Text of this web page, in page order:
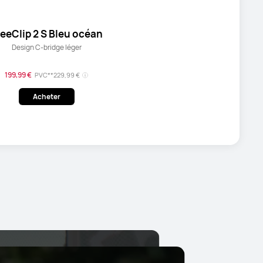
2 S Bleu océan
Design C-bridge léger
199,99 € PVC**229,99 €
Acheter